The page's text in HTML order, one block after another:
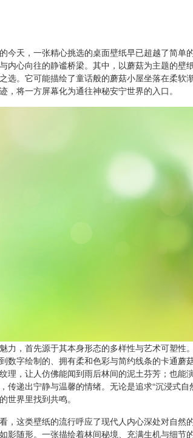
今天，一张精心挑选的桌面壁纸早已超越了简单
内心向往的静谧桥梁。其中，以蘑菇为主题的壁
选。它可能描绘了童话般的蘑菇小屋坐落在柔
，将一方屏幕化为通往神秘安宁世界的入口。
力，首先源于其本身形态的多样性与艺术可塑性
数字绘制的、拥有柔和色彩与简约线条的卡通蘑
理，让人仿佛能闻到雨后林间的泥土芬芳；也能
传递出宁静与温馨的情绪。无论是追求“沉浸式自
世界里找到共鸣。
，这类壁纸的流行呼应了现代人内心深处对自然
影随形。一张描绘着林间秘境、充满生机与细节